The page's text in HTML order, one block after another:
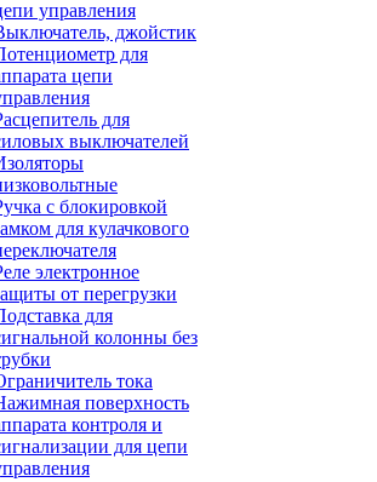
управления
джойстик
для
цепи
для
выключателей
с блокировкой
для кулачкового
электронное
от перегрузки
для
колонны без
тока
поверхность
контроля и
для цепи